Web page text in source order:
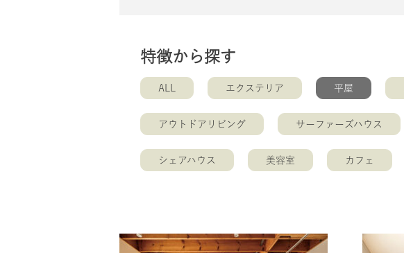
特徴から探す
ALL エクステリア 平屋
アウトドアリビング サーファーズハウス
シェアハウス 美容室 カフェ